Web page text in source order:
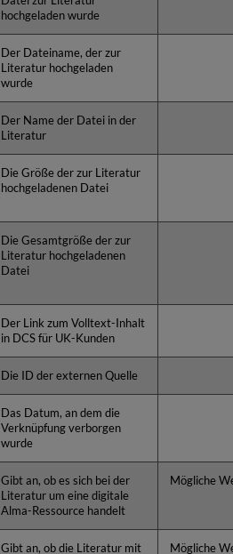
hochgeladen wurde
Der Dateiname, der zur
Literatur hochgeladen
wurde
Der Name der Datei in der
Literatur
Die Größe der zur Literatur
hochgeladenen Datei
Die Gesamtgröße der zur
Literatur hochgeladenen
Datei
Der Link zum Volltext-Inhalt
in DCS für UK-Kunden
Die ID der externen Quelle
Das Datum, an dem die
Verknüpfung verborgen
wurde
Gibt an, ob es sich bei der
Literatur um eine digitale
Alma-Ressource handelt
Mögliche
Gibt an, ob die Literatur mit Mögliche